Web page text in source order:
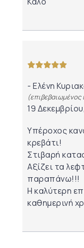
από 5
Ελένη
(επιβεβαιωμένος
19
Υπέροχος
κρεβάτι!
Στιβαρή
Αξίζει τα
παραπάνω!!!
Η καλύτερη
καθημερινή